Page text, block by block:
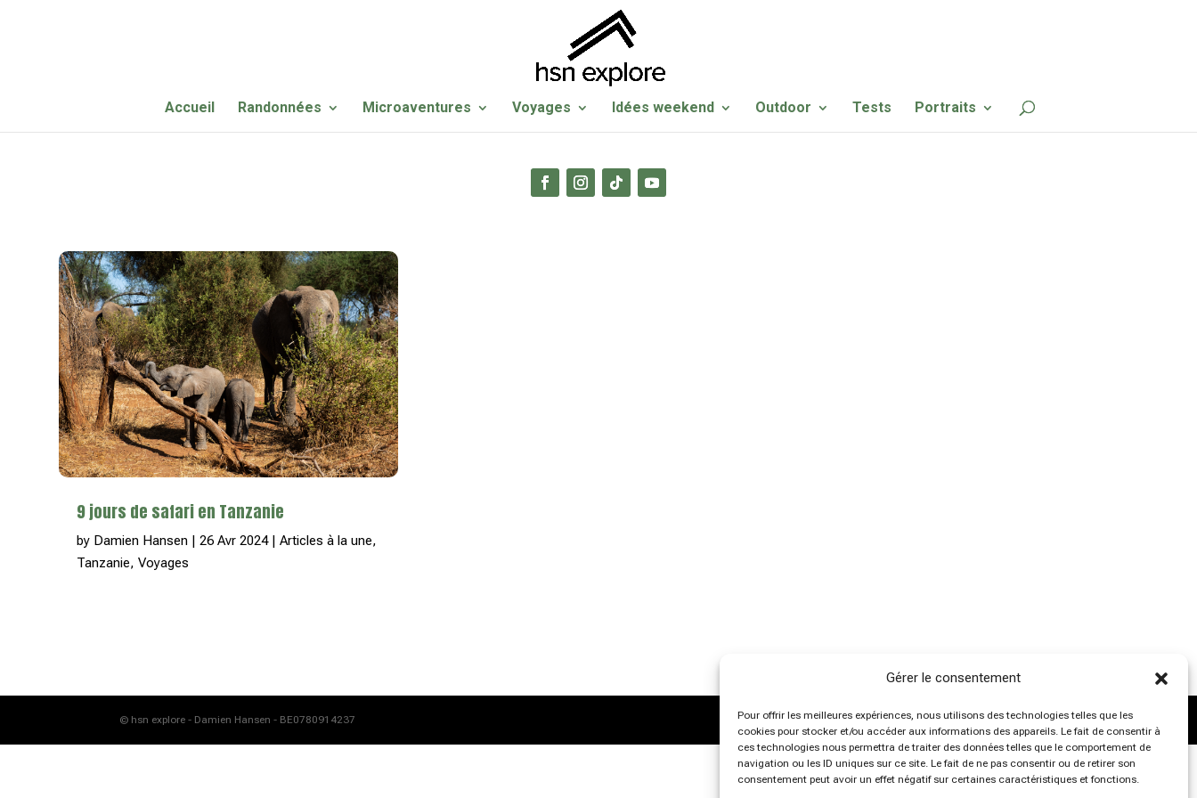
Gérer le consentement
Pour offrir les meilleures expériences, nous utilisons des technologies telles que les
cookies pour stocker et/ou accéder aux informations des appareils. Le fait de consentir à
ces technologies nous permettra de traiter des données telles que le comportement de
navigation ou les ID uniques sur ce site. Le fait de ne pas consentir ou de retirer son
consentement peut avoir un effet négatif sur certaines caractéristiques et fonctions.
Accueil Randonnées Microaventures Voyages Idées weekend Outdoor Tests Portraits
9 jours de safari en Tanzanie
by Damien Hansen |26 Avr 2024|Articles à la une,
Tanzanie,Voyages
© hsn explore - Damien Hansen - BE0780914237